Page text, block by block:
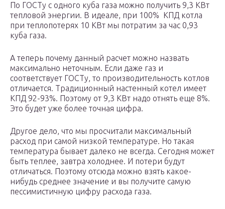
По ГОСТу с одного куба газа можно получить 9,3 КВт
тепловой энергии. В идеале, при 100% КПД котла
при теплопотерях 10 КВт мы потратим за час 0,93
куба газа.
А теперь почему данный расчет можно назвать
максимально неточным. Если даже газ и
соответствует ГОСТу, то производительность котлов
отличается. Традиционный настенный котел имеет
КПД 92-93%. Поэтому от 9,3 КВт надо отнять еще 8%.
Это будет уже более точная цифра.
Другое дело, что мы просчитали максимальный
расход при самой низкой температуре. Но такая
температура бывает далеко не всегда. Сегодня может
быть теплее, завтра холоднее. И потери будут
отличаться. Поэтому отсюда можно взять какое-
нибудь среднее значение и вы получите самую
пессимистичную цифру расхода газа.